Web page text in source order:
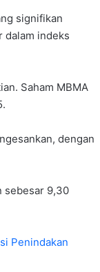
signifikan
dalam indeks
Saham MBMA
dengan
sebesar 9,30
Penindakan